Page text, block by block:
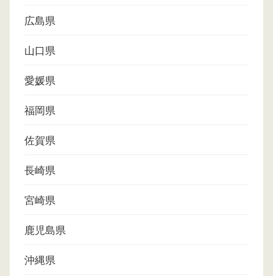
広島県
山口県
愛媛県
福岡県
佐賀県
長崎県
宮崎県
鹿児島県
沖縄県